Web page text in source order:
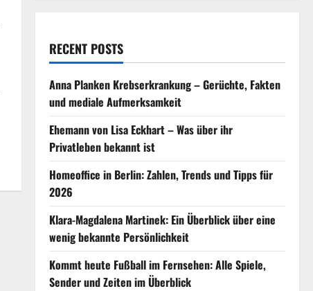
RECENT POSTS
Anna Planken Krebserkrankung – Gerüchte, Fakten
und mediale Aufmerksamkeit
Ehemann von Lisa Eckhart – Was über ihr
Privatleben bekannt ist
Homeoffice in Berlin: Zahlen, Trends und Tipps für
2026
Klara-Magdalena Martinek: Ein Überblick über eine
wenig bekannte Persönlichkeit
Kommt heute Fußball im Fernsehen: Alle Spiele,
Sender und Zeiten im Überblick